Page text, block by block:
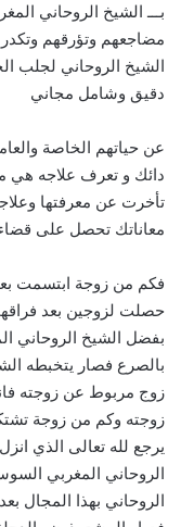
بـــ الشيخ الروحاني
مضاجعهم وتؤرقهم
الشيخ الروحاني لجلب
دقيق وشامل مجاني
عن حياتهم الخاصة
دائك و تعرف علاجه هي
تأخرت عن معرفتها
معاناتك تحصل على
فكم من زوجة ابتسمت
حصلت لزوجين بعد
بفضل الشيخ
بالصرع فصار يتخبطه
زوج مربوط عن زوجته
زوجته وكم من زوجة
يرجع لله تعالى الذي
الروحاني المغربي
الروحاني بهذا المجال